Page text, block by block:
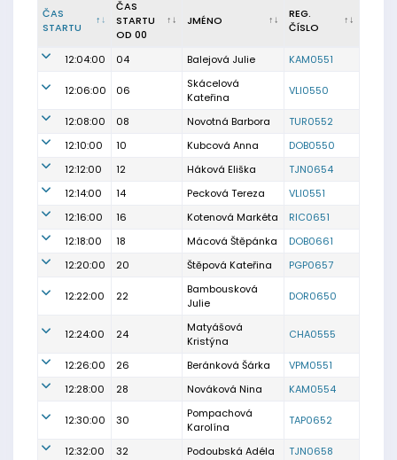
ČAS
STARTU
ČAS
STARTU
OD 00
JMÉNO
REG.
ČÍSLO
12:04:00 04 Balejová Julie KAM0551
12:06:00 06
Skácelová
Kateřina
VLI0550
12:08:00 08 Novotná Barbora
TUR0552
12:10:00
10 Kubcová Anna
DOB0550
12:12:00
12 Háková Eliška
TJN0654
12:14:00
14 Pecková Tereza
VLI0551
12:16:00
16 Kotenová Markéta
RIC0651
12:18:00
18 Mácová Štěpánka
DOB0661
12:20:00
20 Štěpová Kateřina PGP0657
12:22:00 22
Bambousková
Julie
DOR0650
12:24:00 24
Matyášová
Kristýna
CHA0555
12:26:00 26 Beránková Šárka
VPM0551
12:28:00
28 Nováková Nina KAM0554
12:30:00 30
Pompachová
Karolína
TAP0652
12:32:00 32 Podoubská Adéla
TJN0658